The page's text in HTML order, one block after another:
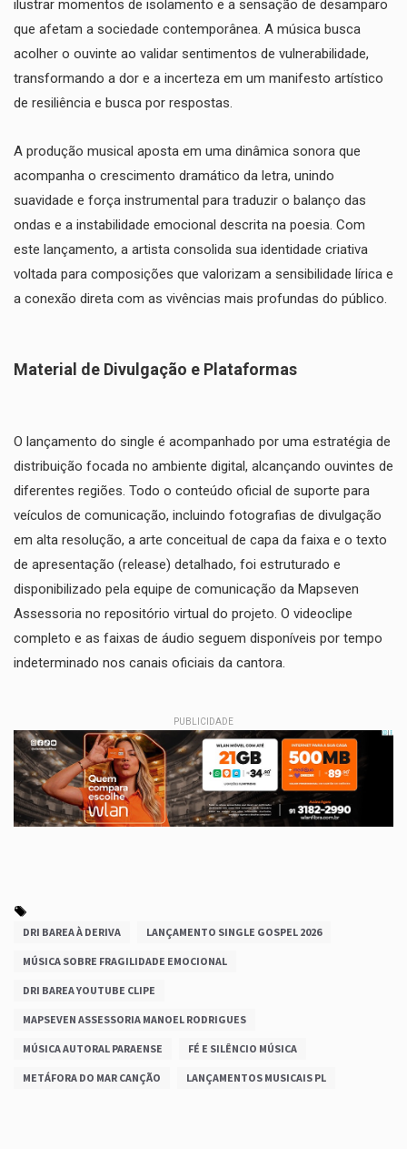
ilustrar momentos de isolamento e a sensação de desamparo
que afetam a sociedade contemporânea. A música busca
acolher o ouvinte ao validar sentimentos de vulnerabilidade,
transformando a dor e a incerteza em um manifesto artístico
de resiliência e busca por respostas.
​A produção musical aposta em uma dinâmica sonora que
acompanha o crescimento dramático da letra, unindo
suavidade e força instrumental para traduzir o balanço das
ondas e a instabilidade emocional descrita na poesia. Com
este lançamento, a artista consolida sua identidade criativa
voltada para composições que valorizam a sensibilidade lírica e
a conexão direta com as vivências mais profundas do público.
​Material de Divulgação e Plataformas
​O lançamento do single é acompanhado por uma estratégia de
distribuição focada no ambiente digital, alcançando ouvintes de
diferentes regiões. Todo o conteúdo oficial de suporte para
veículos de comunicação, incluindo fotografias de divulgação
em alta resolução, a arte conceitual de capa da faixa e o texto
de apresentação (release) detalhado, foi estruturado e
disponibilizado pela equipe de comunicação da Mapseven
Assessoria no repositório virtual do projeto. O videoclipe
completo e as faixas de áudio seguem disponíveis por tempo
indeterminado nos canais oficiais da cantora.
PUBLICIDADE
DRI BAREA À DERIVA LANÇAMENTO SINGLE GOSPEL 2026
MÚSICA SOBRE FRAGILIDADE EMOCIONAL
DRI BAREA YOUTUBE CLIPE
MAPSEVEN ASSESSORIA MANOEL RODRIGUES
MÚSICA AUTORAL PARAENSE FÉ E SILÊNCIO MÚSICA
METÁFORA DO MAR CANÇÃO LANÇAMENTOS MUSICAIS PL